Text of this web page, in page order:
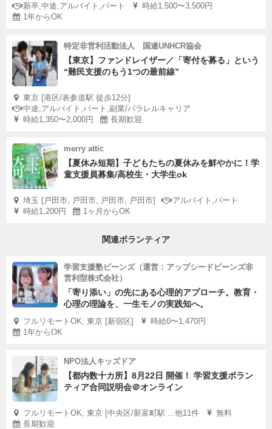
新卒,中途,アルバイト,パート
時給1,500〜3,500円
1年からOK
特定非営利活動法人 国連UNHCR協会
【東京】ファンドレイザー／「寄付を募る」という
“難民支援のもう1つの最前線”
東京 [港区/表参道駅 徒歩12分]
中途,アルバイト,パート,副業/パラレルキャリア
時給1,350〜2,000円
長期歓迎
merry attic
【夏休み短期】子どもたちの夏休みを鮮やかに！学
童支援員募集/高校生・大学生ok
埼玉 [戸田市, 戸田市, 戸田市, 戸田市]
アルバイト,パート
時給1,200円
1ヶ月からOK
関連ボランティア
学習支援塾ビーンズ（運営：アップシードビーンズ非
営利型株式会社）
「寄り添い」の先にある心理的アプローチ。教育・
心理の理論を、一生モノの実践知へ。
フルリモートOK, 東京 [新宿区]
時給0〜1,470円
1年からOK
NPO法人キッズドア
【都内数十カ所】8月22日 開催！ 学習支援ボラン
ティア合同説明会＠オンライン
フルリモートOK, 東京 [中央区/新富町駅 ...他11件
無料
長期歓迎